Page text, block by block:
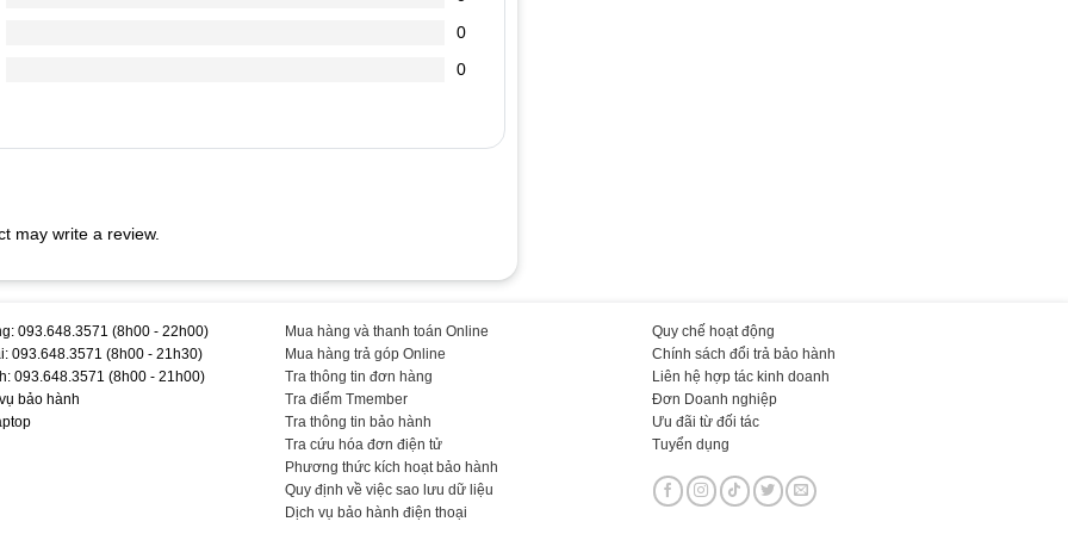
hơn.
vào Laptop (vì dòng điện đi vào sạc nó sẽ ổn định dòng
chết nguồn
0
0
may write a review.
093.648.3571 (8h00 - 22h00)
093.648.3571 (8h00 - 21h30)
093.648.3571 (8h00 - 21h00)
bảo hành
Mua hàng và thanh toán Online
Mua hàng trả góp Online
Tra thông tin đơn hàng
Tra điểm Tmember
Tra thông tin bảo hành
Tra cứu hóa đơn điện tử
Phương thức kích hoạt bảo hành
Quy định về việc sao lưu dữ liệu
Dịch vụ bảo hành điện thoại
Quy chế hoạt động
Chính sách đổi trả bảo hành
Liên hệ hợp tác kinh doanh
Đơn Doanh nghiệp
Ưu đãi từ đối tác
Tuyển dụng